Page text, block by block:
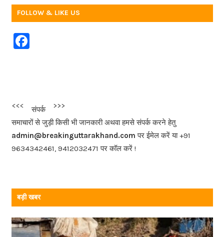
FOLLOW & LIKE US
F
b
o
o
k
<<< संपर्क
>>>
समाचारों से जुड़ी किसी भी जानकारी अथवा हमसे संपर्क करने हेतु
admin@breakinguttarakhand.com पर ईमेल करें या +91
9634342461, 9412032471 पर कॉल करें !
बड़ी खबर